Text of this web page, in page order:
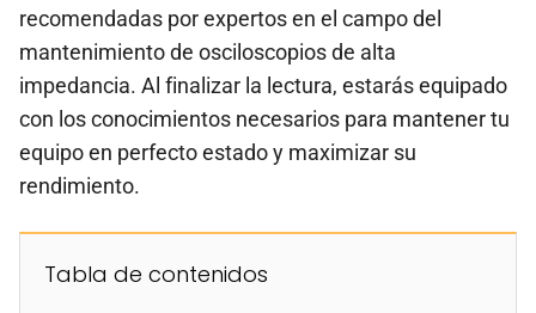
recomendadas por expertos en el campo del
mantenimiento de osciloscopios de alta
impedancia. Al finalizar la lectura, estarás equipado
con los conocimientos necesarios para mantener tu
equipo en perfecto estado y maximizar su
rendimiento.
Tabla de contenidos